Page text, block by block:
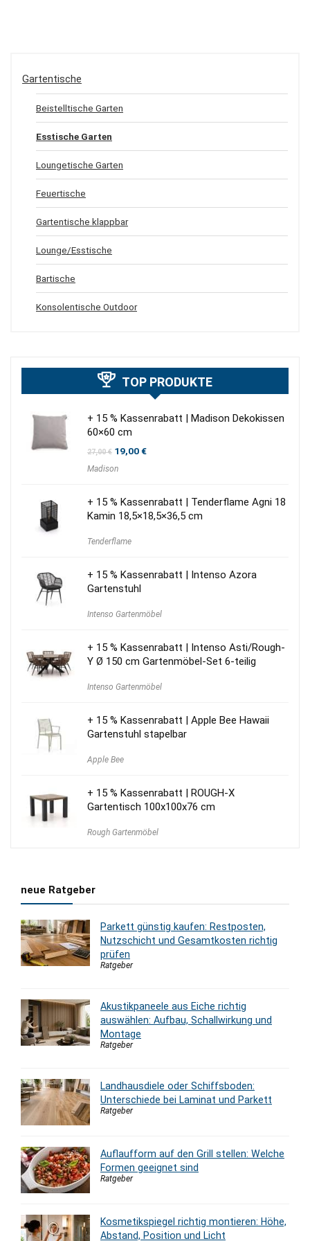
Gartentische
Beistelltische Garten
Esstische Garten
Loungetische Garten
Feuertische
Gartentische klappbar
Lounge/Esstische
Bartische
Konsolentische Outdoor
TOP PRODUKTE
+ 15 % Kassenrabatt | Madison Dekokissen
60×60 cm
27,00€ Ursprünglicher
war:
19,00€Aktueller
Madison
+ 15 % Kassenrabatt | Tenderflame Agni 18
Kamin 18,5×18,5×36,5 cm
Tenderflame
+ 15 % Kassenrabatt | Intenso Azora
Gartenstuhl
Intenso Gartenmöbel
+ 15 % Kassenrabatt | Intenso Asti/Rough-
Y Ø 150 cm Gartenmöbel-Set 6-teilig
Intenso Gartenmöbel
+ 15 % Kassenrabatt | Apple Bee Hawaii
Gartenstuhl stapelbar
Apple Bee
+ 15 % Kassenrabatt | ROUGH-X
Gartentisch 100x100x76 cm
Rough Gartenmöbel
neue Ratgeber
Parkett günstig kaufen: Restposten,
Nutzschicht und Gesamtkosten richtig
prüfen
Ratgeber
Akustikpaneele aus Eiche richtig
auswählen: Aufbau, Schallwirkung und
Montage
Ratgeber
Landhausdiele oder Schiffsboden:
Unterschiede bei Laminat und Parkett
Ratgeber
Auflaufform auf den Grill stellen: Welche
Formen geeignet sind
Ratgeber
Kosmetikspiegel richtig montieren: Höhe,
Abstand, Position und Licht